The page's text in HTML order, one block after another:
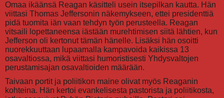
Omaa ikäänsä Reagan käsitteli usein itsepilkan kautta. Hän
viittasi Thomas Jeffersonin näkemykseen, ettei presidenttiä
pidä tuomita iän vaan tehdyn työn perusteella. Reagan
vitsaili lopettaneensa iästään murehtimisen siitä lähtien, kun
Jefferson oli kertonut tämän hänelle. Lisäksi hän osoitti
nuorekkuuttaan lupaamalla kampavoida kaikissa 13
osavaltiossa, mikä viittasi humoristisesti Yhdysvaltojen
perustamisajan osavaltioiden määrään.
Taivaan portit ja poliitikon maine olivat myös Reaganin
kohteina. Hän kertoi evankelisesta pastorista ja poliitikosta,